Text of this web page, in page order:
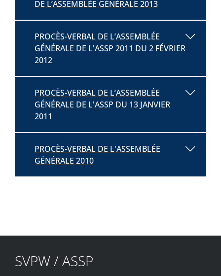
DE L’ASSEMBLÉE GÉNÉRALE 2013
PROCÈS-VERBAL DE L’ASSEMBLÉE
GÉNÉRALE DE L'ASSP 2011 DU 2 FÉVRIER
2012
PROCÈS-VERBAL DE L’ASSEMBLÉE
GÉNÉRALE DE L'ASSP DU 13 JANVIER
2011
PROCÈS-VERBAL DE L'ASSEMBLÉE
GÉNÉRALE 2010
SVPW / ASSP